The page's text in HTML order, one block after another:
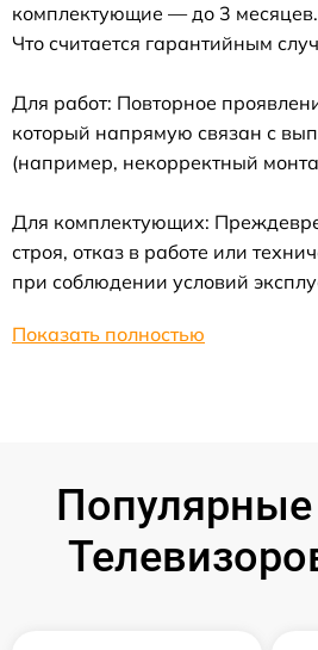
комплектующие — до 3 месяцев.
Что считается гарантийным
Для работ: Повторное
который напрямую связан с
(например, некорректный
Для комплектующих:
строя, отказ в работе или
при соблюдении условий
Показать полностью